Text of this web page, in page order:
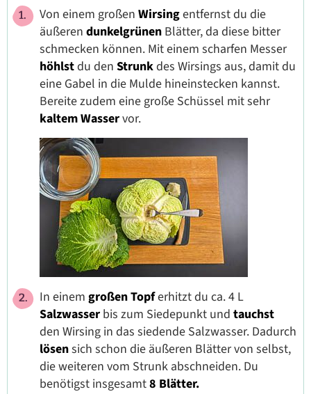
Von einem großen Wirsingentfernst du die
äußeren dunkelgrünen Blätter, da diese bitter
schmecken können. Mit einem scharfen Messer
höhlstdu den Strunkdes Wirsings aus, damit du
eine Gabel in die Mulde hineinstecken kannst.
Bereite zudem eine große Schüssel mit sehr
kaltemWasservor.
In einem großen Topferhitzt du ca. 4 L
Salzwasser bis zum Siedepunkt und tauchst
den Wirsing in das siedende Salzwasser. Dadurch
lösensich schon die äußeren Blätter von selbst,
die weiteren vom Strunk abschneiden. Du
benötigst insgesamt8 Blätter.